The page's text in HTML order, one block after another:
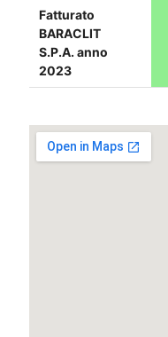
Fatturato
BARACLIT
S.P.A. anno
2023